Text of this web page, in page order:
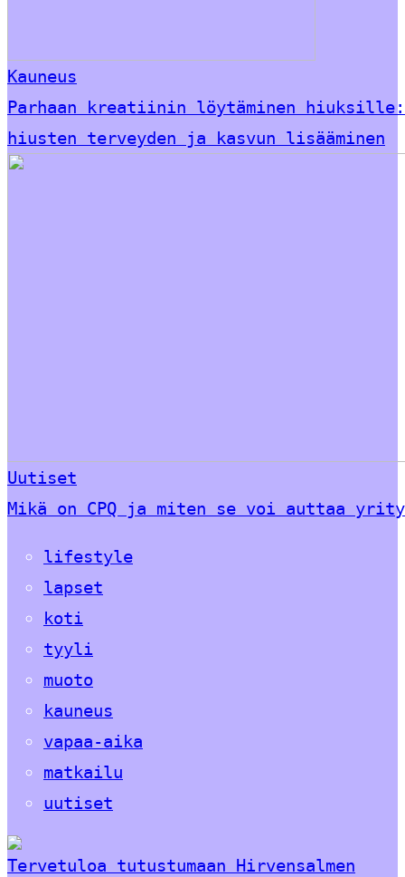
Kauneus
Parhaan kreatiinin löytäminen hiuksille:
hiusten terveyden ja kasvun lisääminen
Uutiset
Mikä on CPQ ja miten se voi auttaa
lifestyle
lapset
koti
tyyli
muoto
kauneus
vapaa-aika
matkailu
uutiset
Tervetuloa tutustumaan Hirvensalmen